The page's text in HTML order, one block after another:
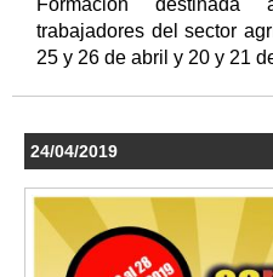
trabajadores del sector
25 y 26 de abril y 20 y 21
24/04/2019